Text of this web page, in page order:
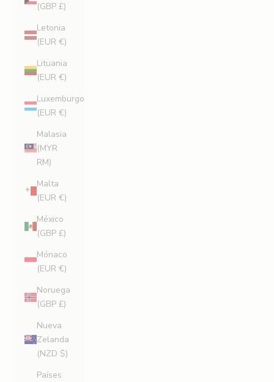
(GBP £)
Letonia
(EUR €)
Lituania
(EUR €)
Luxemburgo
(EUR €)
Malasia
(MYR
RM)
Malta
(EUR €)
México
(GBP £)
Mónaco
(EUR €)
Noruega
(GBP £)
Nueva
Zelanda
(NZD $)
Países